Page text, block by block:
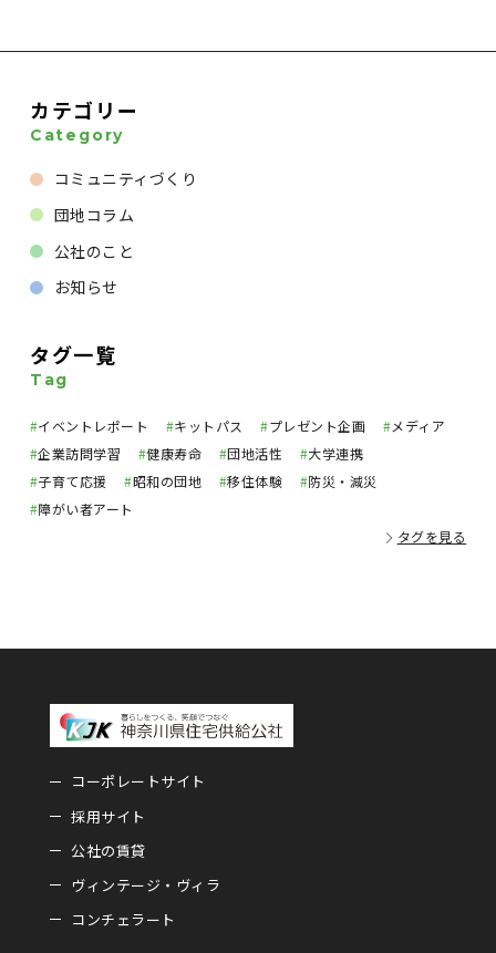
カテゴリー
Category
コミュニティづくり
団地コラム
公社のこと
お知らせ
タグ一覧
Tag
#イベントレポート #キットパス #プレゼント企画 #メディア
#企業訪問学習 #健康寿命 #団地活性 #大学連携
#子育て応援 #昭和の団地 #移住体験 #防災・減災
#障がい者アート
タグを見る
コーポレートサイト
採用サイト
公社の賃貸
ヴィンテージ・ヴィラ
コンチェラート